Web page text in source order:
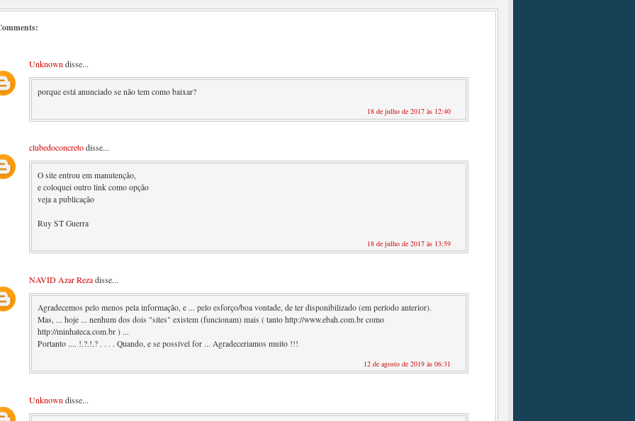
Unknown disse...
porque está anunciado se não tem como baixar?
18 de julho de 2017 às 12:40
clubedoconcretodisse...
O site entrou em manutenção,
e coloquei outro link como opção
veja a publicação
Ruy ST Guerra
18 de julho de 2017 às 13:59
NAVID Azar Rezadisse...
Agradecemos pelo menos pela informação, e ... pelo esforço/boa vontade, de ter disponibilizado (em período anterior).
Mas, ... hoje ... nenhum dos dois "sites" existem (funcionam) mais ( tanto http://www.ebah.com.br como
http://minhateca.com.br ) ...
Portanto .... !.?.!.? . . . . Quando, e se possível for ... Agradeceriamos muito !!!
12 de agosto de 2019 às 06:31
Unknown disse...